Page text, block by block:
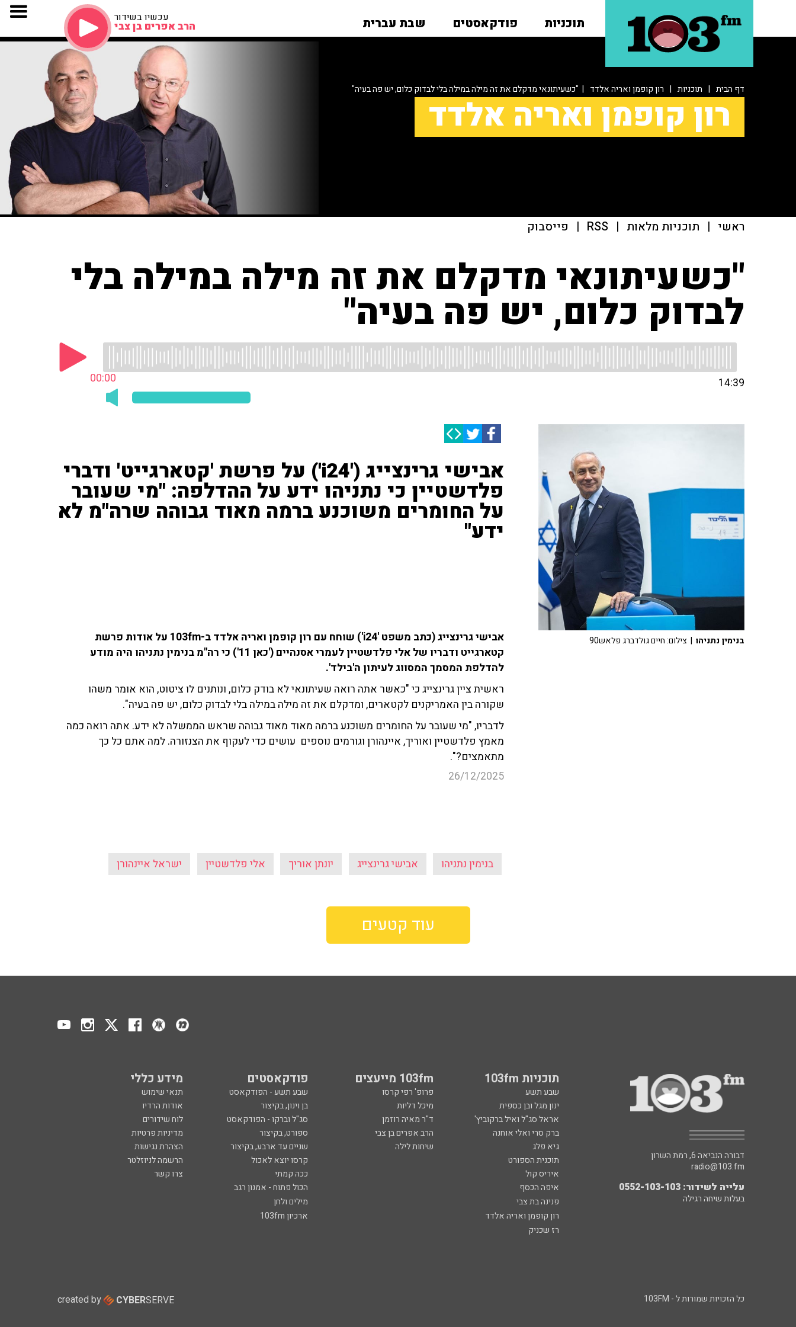
תוכניות פודקאסטים שבת עברית עכשיו בשידור
הרב אפרים בן צבי
דף הבית | תוכניות | רון קופמן ואריה אלדד | "כשעיתונאי מדקלם את זה מילה במילה בלי לבדוק כלום, יש פה בעיה"
רון קופמן ואריה אלדד
ראשי | תוכניות מלאות |
RSS
| פייסבוק
"כשעיתונאי מדקלם את זה מילה במילה בלי
לבדוק כלום, יש פה בעיה"
00:00 14:39
אבישי גרינצייג ('i24') על פרשת 'קטארגייט' ודברי
פלדשטיין כי נתניהו ידע על ההדלפה: "מי שעובר
על החומרים משוכנע ברמה מאוד גבוהה שרה"מ לא
ידע"
אבישי גרינצייג (כתב משפט 'i24') שוחח עם רון קופמן ואריה אלדד ב-103fm על אודות פרשת
קטארגייט ודבריו של אלי פלדשטיין לעמרי אסנהיים ('כאן 11') כי רה"מ בנימין נתניהו היה מודע
להדלפת המסמך המסווג לעיתון ה'בילד'.
ראשית ציין גרינצייג כי "כאשר אתה רואה שעיתונאי לא בודק כלום, ונותנים לו ציטוט, הוא אומר משהו
שקורה בין האמריקנים לקטארים, ומדקלם את זה מילה במילה בלי לבדוק כלום, יש פה בעיה".
לדבריו, "מי שעובר על החומרים משוכנע ברמה מאוד מאוד גבוהה שראש הממשלה לא ידע. אתה רואה כמה
מאמץ פלדשטיין ואוריך, איינהורן וגורמים נוספים עושים כדי לעקוף את הצנזורה. למה אתם כל כך
מתאמצים?".
26/12/2025
בנימין נתניהו אבישי גרינצייג יונתן אוריך אלי פלדשטיין ישראל איינהורן
בנימין נתניהו | צילום: חיים גולדברג פלאש90
עוד קטעים
תוכניות 103fm 103fm מייעצים פודקאסטים מידע כללי
שבע תשע פרופ' רפי קרסו שבע תשע - הפודקאסט
תנאי שימוש
ינון מגל ובן כספית
מיכל דליות בן וינון, בקיצור
אודות הרדיו
אראל סג"ל ואיל ברקוביץ'
ד"ר מאיה רוזמן סג"ל וברקו - הפודקאסט
לוח שידורים
ברק סרי ואלי אוחנה
הרב אפרים בן צבי ספורט, בקיצור
מדיניות פרטיות
גיא פלג
שיחות לילה שניים עד ארבע, בקיצור
הצהרת נגישות
תוכנית הספורט
קרסו יוצא לאכול
הרשמה לניוזלטר
איריס קול
ככה קמתי
צרו קשר
איפה הכסף
הכול פתוח - אמנון רגב
פנינה בת צבי
מילים ולחן
רון קופמן ואריה אלדד
ארכיון 103fm
רז שכניק
דבורה הנביאה 6, רמת השרון
radio@103.fm
עלייה לשידור: 0552-103-103
בעלות שיחה רגילה
כל הזכויות שמורות ל - 103FM created by CYBERSERVE